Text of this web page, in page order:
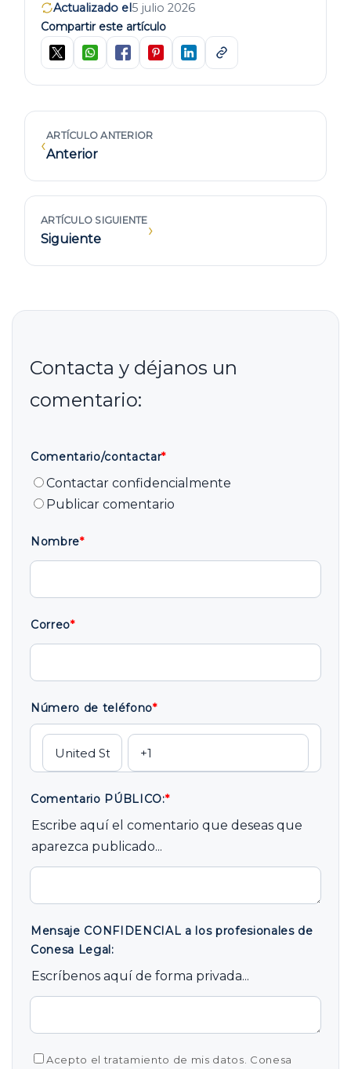
Actualizado el5 julio 2026
Compartir este artículo
‹ARTÍCULO ANTERIOR
Anterior
ARTÍCULO SIGUIENTE
Siguiente ›
Comentario/contactar*
Contactar confidencialmente
Publicar comentario
Nombre*
Correo*
Número de teléfono*
Comentario PÚBLICO:*
Escribe aquí el comentario que deseas que
aparezca publicado...
Mensaje CONFIDENCIAL a los profesionales de
Conesa Legal:
Escríbenos aquí de forma privada...
Acepto el tratamiento de mis datos. Conesa